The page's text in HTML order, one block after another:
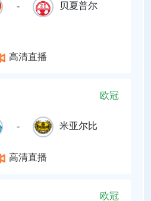
- 贝夏普尔
高清直播
欧冠
- 米亚尔比
高清直播
欧冠